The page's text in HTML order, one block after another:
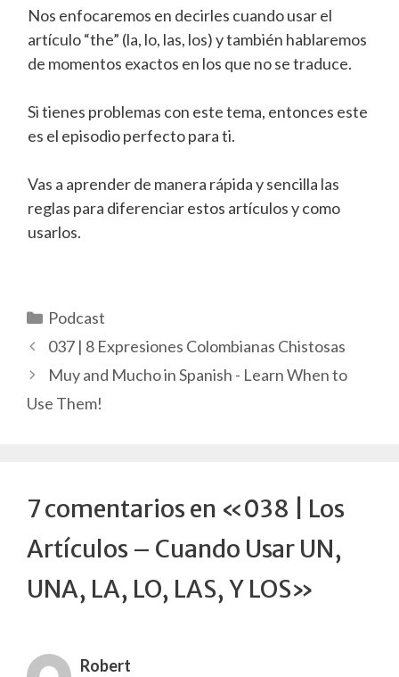
Nos enfocaremos en decirles cuando usar el
artículo “the” (la, lo, las, los) y también hablaremos
de momentos exactos en los que no se traduce.
Si tienes problemas con este tema, entonces este
es el episodio perfecto para ti.
Vas a aprender de manera rápida y sencilla las
reglas para diferenciar estos artículos y como
usarlos.
Categorías
Podcast
037 | 8 Expresiones Colombianas Chistosas
Muy and Mucho in Spanish - Learn When to
Use Them!
7 comentarios en «038 | Los
Artículos – Cuando Usar UN,
UNA, LA, LO, LAS, Y LOS»
Robert